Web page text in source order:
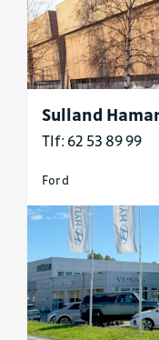
Sulland
Tlf: 62 53 89 99
Ford